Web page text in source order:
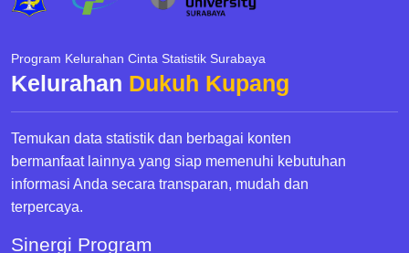
Program Kelurahan Cinta Statistik Surabaya
Kelurahan Dukuh Kupang
Temukan data statistik dan berbagai konten
bermanfaat lainnya yang siap memenuhi kebutuhan
informasi Anda secara transparan, mudah dan
terpercaya.
Sinergi Program